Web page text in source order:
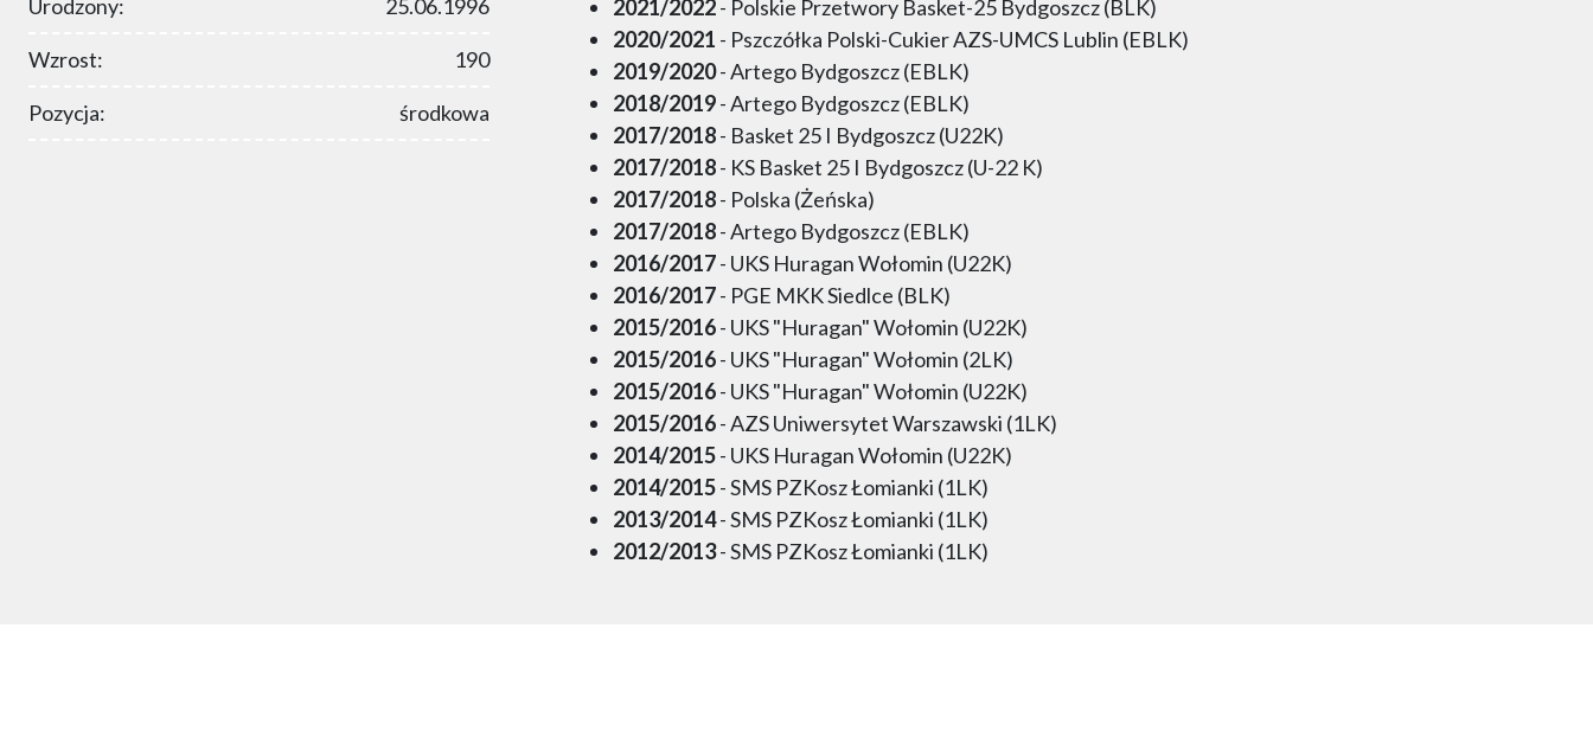
Urodzony: 25.06.1996
Wzrost: 190
Pozycja: środkowa
2021/2022- Polskie Przetwory Basket-25 Bydgoszcz (BLK)
2020/2021 - Pszczółka Polski-Cukier AZS-UMCS Lublin (EBLK)
2019/2020- Artego Bydgoszcz (EBLK)
2018/2019- Artego Bydgoszcz (EBLK)
2017/2018- Basket 25 I Bydgoszcz (U22K)
2017/2018- KS Basket 25 I Bydgoszcz (U-22 K)
2017/2018- Polska (Żeńska)
2017/2018- Artego Bydgoszcz (EBLK)
2016/2017- UKS Huragan Wołomin (U22K)
2016/2017- PGE MKK Siedlce (BLK)
2015/2016- UKS "Huragan" Wołomin (U22K)
2015/2016- UKS "Huragan" Wołomin (2LK)
2015/2016- UKS "Huragan" Wołomin (U22K)
2015/2016- AZS Uniwersytet Warszawski (1LK)
2014/2015- UKS Huragan Wołomin (U22K)
2014/2015- SMS PZKosz Łomianki (1LK)
2013/2014- SMS PZKosz Łomianki (1LK)
2012/2013- SMS PZKosz Łomianki (1LK)